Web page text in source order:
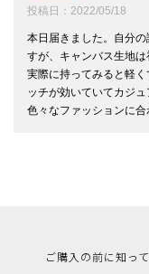
投稿日 2022/05/18
本日届きました。自分
すが、キャンバス生地
実際に持ってみると軽
ッチが効いていてカジ
色々なファッションに合
ご購入の前に知っ